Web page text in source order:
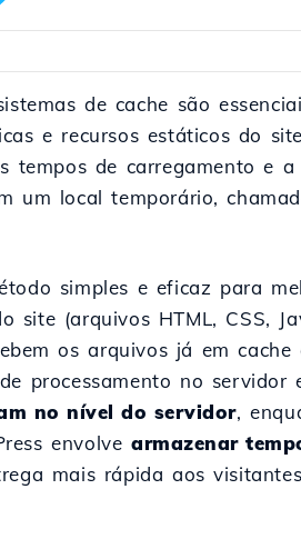
de cache são
e recursos estáticos do
tempos de carregamento e
local temporário,
simples e eficaz para
(arquivos HTML, CSS,
os arquivos já em
processamento no servidor
no nível do servidor,
envolve armazenar
mais rápida aos